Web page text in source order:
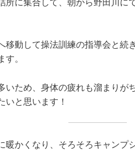
移動して操法訓練の指導会と続
。
いため、身体の疲れも溜まりが
いと思います！
暖かくなり、そろそろキャンプ